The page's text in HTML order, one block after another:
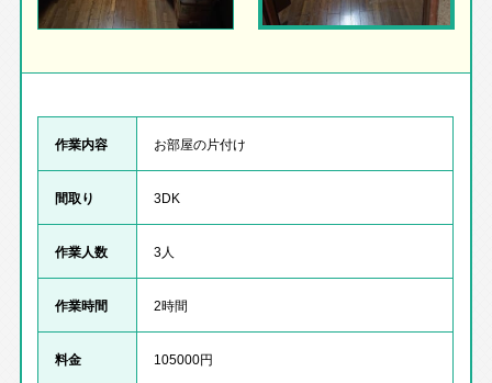
作業内容 お部屋の片付け
間取り 3DK
作業人数 3人
作業時間 2時間
料金 105000円